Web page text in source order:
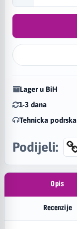
Lager u BiH
1-3 dana
Tehnicka podrska
Podijeli:
Opis
Recenzije